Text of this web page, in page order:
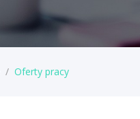
/ Oferty pracy